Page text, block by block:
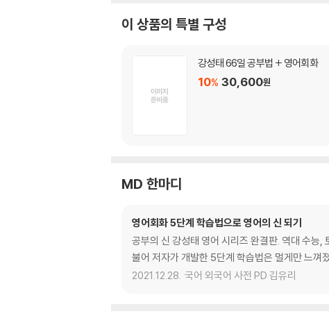
이 상품의 특별 구성
강성태 66일 공부법 + 영어회화
10% 30,600원
MD 한마디
영어회화 5단계 학습법으로 영어의 신 되기
공부의 신 강성태 영어 시리즈 완결판. 역대 수능
불어 저자가 개발한 5단계 학습법은 멀게만 느껴
2021.12.28. 국어 외국어 사전 PD 김유리